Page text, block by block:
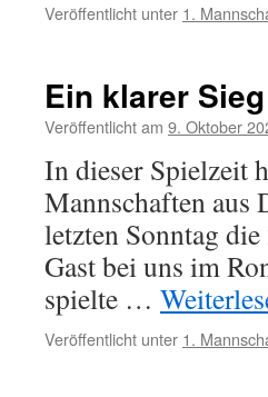
Veröffentlicht unter 1.
Ein klarer
Veröffentlicht am 9. Oktober
In dieser Spielzeit
Mannschaften aus
letzten Sonntag
Gast bei uns im
spielte …
Veröffentlicht unter 1.